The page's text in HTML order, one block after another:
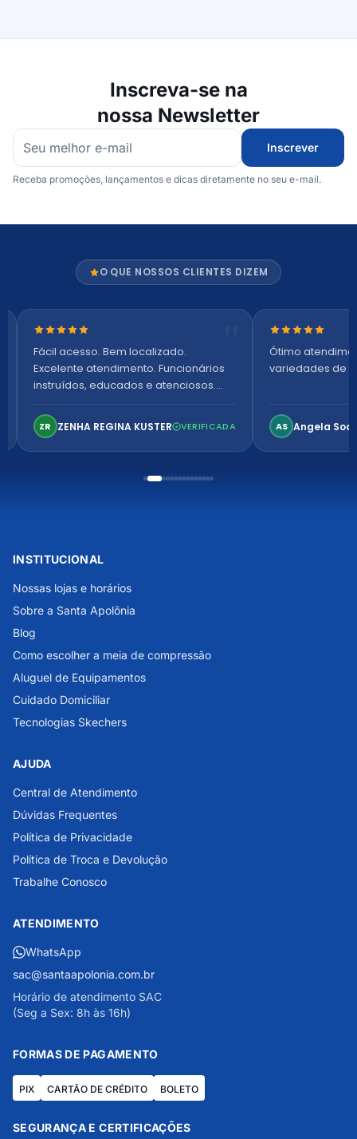
Inscreva-se na
nossa Newsletter
Inscrever
Receba promoções, lançamentos e dicas diretamente no seu e-mail.
O QUE NOSSOS CLIENTES DIZEM
Nota 5 de 5 estrelas
Fácil acesso. Bem localizado.
Excelente atendimento. Funcionários
instruídos, educados e atenciosos.
confortável. Perfeito!
ZR ZENHA REGINA KUSTER VERIFICADA
Nota 5 de 5
Ótimo
variedades de
AS Angela
INSTITUCIONAL
Nossas lojas e horários
Sobre a Santa Apolônia
Blog
Como escolher a meia de compressão
Aluguel de Equipamentos
Cuidado Domiciliar
Tecnologias Skechers
AJUDA
Central de Atendimento
Dúvidas Frequentes
Política de Privacidade
Política de Troca e Devolução
Trabalhe Conosco
ATENDIMENTO
WhatsApp
sac@santaapolonia.com.br
Horário de atendimento SAC
(Seg a Sex: 8h às 16h)
FORMAS DE PAGAMENTO
PIX CARTÃO DE CRÉDITO BOLETO
SEGURANÇA E CERTIFICAÇÕES